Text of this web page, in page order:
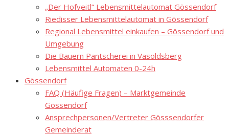
„Der Hofveitl“ Lebensmittelautomat Gössendorf
Riedisser Lebensmittelautomat in Gössendorf
Regional Lebensmittel einkaufen – Gössendorf und
Umgebung
Die Bauern Pantscherei in Vasoldsberg
Lebensmittel Automaten 0-24h
Gössendorf
FAQ (Häufige Fragen) – Marktgemeinde
Gössendorf
Ansprechpersonen/Vertreter Gösssendorfer
Gemeinderat